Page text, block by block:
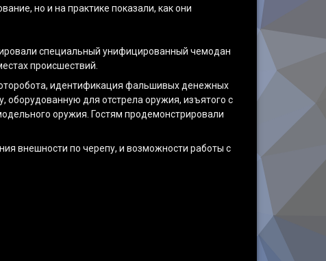
но и на практике показали, как они
специальный унифицированный чемодан
происшествий.
идентификация фальшивых денежных
оборудованную для отстрела оружия, изъятого с
оружия. Гостям продемонстрировали
внешности по черепу, и возможности работы с